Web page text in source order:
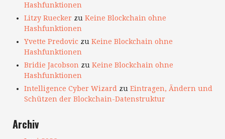
Hashfunktionen
Litzy Ruecker zu Keine Blockchain ohne
Hashfunktionen
Yvette Predoviczu Keine Blockchain ohne
Hashfunktionen
Bridie Jacobson zu Keine Blockchain ohne
Hashfunktionen
Intelligence Cyber Wizard zu Eintragen, Ändern und
Schützen der Blockchain-Datenstruktur
Archiv